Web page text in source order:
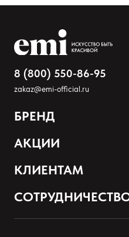
Ваше имя
8 (800) 550-86-95
zakaz@emi-official.ru
БРЕНД
Продукция
АКЦИИ
Sale
Программа лояльности
КЛИЕНТАМ
Оплата и доставка
Стать партнером EMI